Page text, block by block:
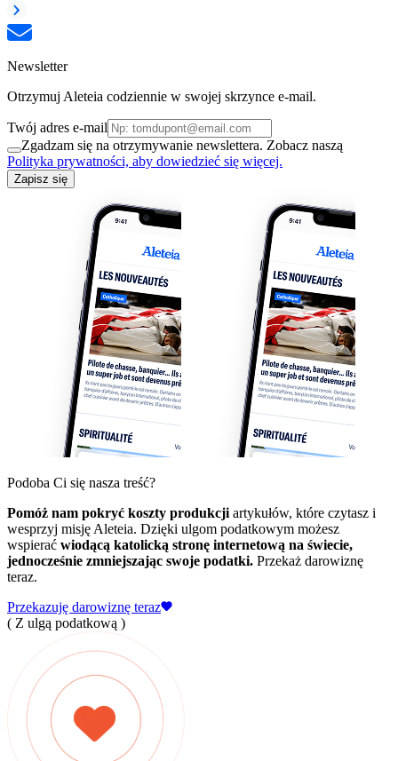
Newsletter
Otrzymuj Aleteia codziennie w swojej skrzynce e-mail.
Twój adres e-mail
Zgadzam się na otrzymywanie newslettera. Zobacz naszą
Polityka prywatności, aby dowiedzieć się więcej.
Zapisz się
Podoba Ci się nasza treść?
Pomóż nam pokryć koszty produkcji artykułów, które czytasz i
wesprzyj misję Aleteia. Dzięki ulgom podatkowym możesz
wspierać wiodącą katolicką stronę internetową na świecie,
jednocześnie zmniejszając swoje podatki. Przekaż darowiznę
teraz.
Przekazuję darowiznę teraz
( Z ulgą podatkową )